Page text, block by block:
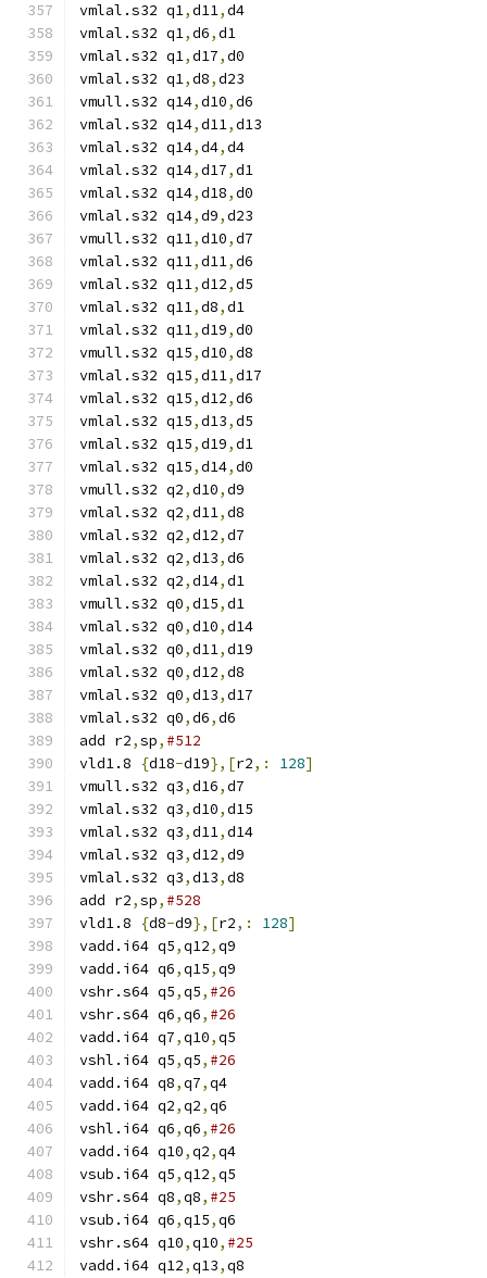
vmlal.s32 q1,d11,d4
vmlal.s32 q1,d6,d1
vmlal.s32 q1,d17,d0
vmlal.s32 q1,d8,d23
vmull.s32 q14,d10,d6
vmlal.s32 q14,d11,d13
vmlal.s32 q14,d4,d4
vmlal.s32 q14,d17,d1
vmlal.s32 q14,d18,d0
vmlal.s32 q14,d9,d23
vmull.s32 q11,d10,d7
vmlal.s32 q11,d11,d6
vmlal.s32 q11,d12,d5
vmlal.s32 q11,d8,d1
vmlal.s32 q11,d19,d0
vmull.s32 q15,d10,d8
vmlal.s32 q15,d11,d17
vmlal.s32 q15,d12,d6
vmlal.s32 q15,d13,d5
vmlal.s32 q15,d19,d1
vmlal.s32 q15,d14,d0
vmull.s32 q2,d10,d9
vmlal.s32 q2,d11,d8
vmlal.s32 q2,d12,d7
vmlal.s32 q2,d13,d6
vmlal.s32 q2,d14,d1
vmull.s32 q0,d15,d1
vmlal.s32 q0,d10,d14
vmlal.s32 q0,d11,d19
vmlal.s32 q0,d12,d8
vmlal.s32 q0,d13,d17
vmlal.s32 q0,d6,d6
add r2,sp, #512
vld1.8
{d18-d19},[r2,: 128]
vmull.s32 q3,d16,d7
vmlal.s32 q3,d10,d15
vmlal.s32 q3,d11,d14
vmlal.s32 q3,d12,d9
vmlal.s32 q3,d13,d8
add r2,sp, #528
vld1.8
{d8-d9},[r2,: 128]
vadd.i64 q5,q12,q9
vadd.i64 q6,q15,q9
vshr.s64 q5,q5, #26
vshr.s64 q6,q6, #26
vadd.i64 q7,q10,q5
vshl.i64 q5,q5, #26
vadd.i64 q8,q7,q4
vadd.i64 q2,q2,q6
vshl.i64 q6,q6, #26
vadd.i64 q10,q2,q4
vsub.i64 q5,q12,q5
vshr.s64 q8,q8, #25
vsub.i64 q6,q15,q6
vshr.s64 q10,q10, #25
vadd.i64 q12,q13,q8